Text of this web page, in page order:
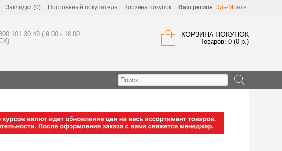
Закладки (0) Постоянный покупатель Корзина покупок Ваш регион: Эль-Монте
КОРЗИНА ПОКУПОК
Товаров: 0 (0 р.)
101 30 43 ( 9:00 - 18:00